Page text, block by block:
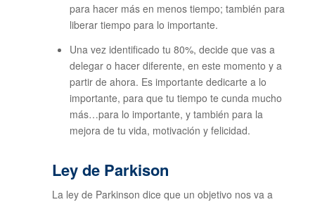
para hacer más en menos tiempo; también para
liberar tiempo para lo importante.
Una vez identificado tu 80%, decide que vas a
delegar o hacer diferente, en este momento y a
partir de ahora. Es importante dedicarte a lo
importante, para que tu tiempo te cunda mucho
más…para lo importante, y también para la
mejora de tu vida, motivación y felicidad.
Ley de Parkison
La ley de Parkinson dice que un objetivo nos va a